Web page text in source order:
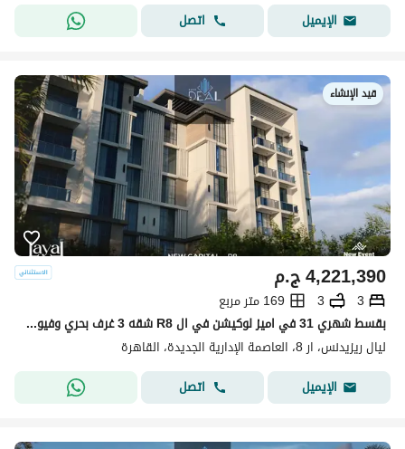
الإيميل
اتصل
قيد الإنشاء
ج.م4,221,390
3
3
169 متر مربع
بقسط شهري 31 في اميز لوكيشن في ال R8 شقه 3 غرف بحري وفيو لاند سكيب
ليال ريزيدنس، ار 8، العاصمة الإدارية الجديدة، القاهرة
الإيميل
اتصل